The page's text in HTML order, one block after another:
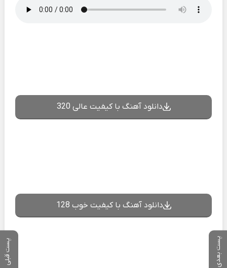
پست بعدی پست قبلی
دانلود آهنگ با کیفیت عالی 320
دانلود آهنگ با کیفیت خوب 128